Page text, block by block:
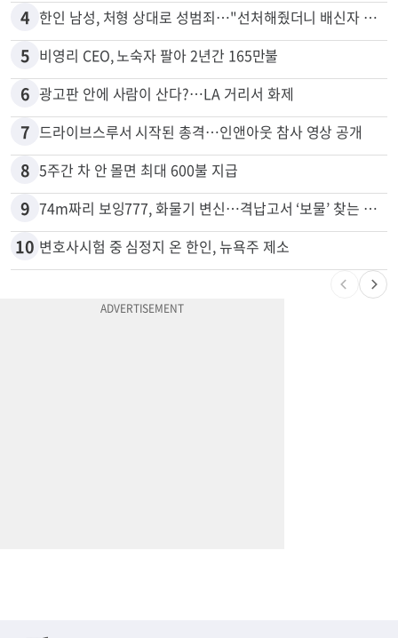
3 서류 하나만 빠져도 영주권·비자 거부…심사관 재량권 대폭 확대
4
5 비영리 CEO, 노숙자 팔아 2년간 165만불
6 광고판 안에 사람이 산다?…LA 거리서 화제
7 드라이브스루서 시작된 총격…인앤아웃 참사 영상 공개
8 5주간 차 안 몰면 최대 600불 지급
9